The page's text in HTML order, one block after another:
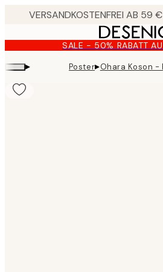
content.
SALE - 50% RABATT
▸ Poster▸Ohara Koson -